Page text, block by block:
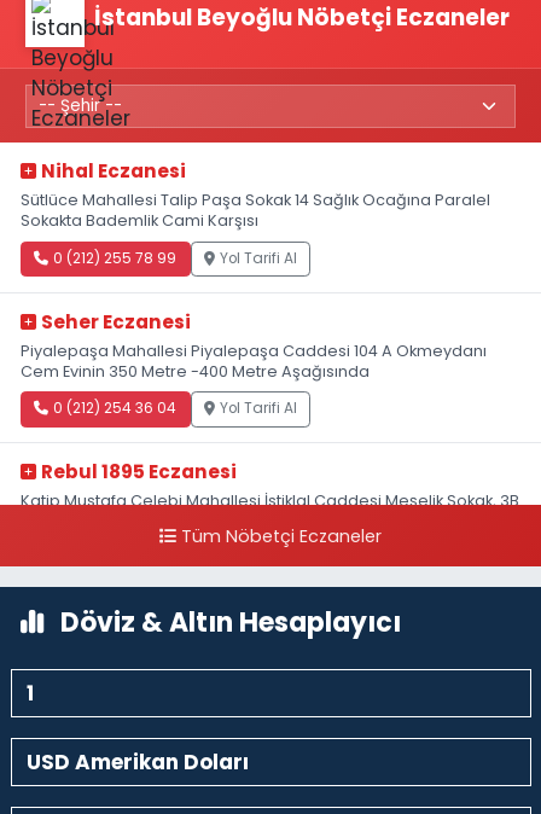
İstanbul Beyoğlu Nöbetçi Eczaneler
Nihal Eczanesi
Sütlüce Mahallesi Talip Paşa Sokak 14 Sağlık Ocağına Paralel
Sokakta Bademlik Cami Karşısı
0 (212) 255 78 99 Yol Tarifi Al
Seher Eczanesi
Piyalepaşa Mahallesi Piyalepaşa Caddesi 104 A Okmeydanı
Cem Evinin 350 Metre -400 Metre Aşağısında
0 (212) 254 36 04 Yol Tarifi Al
Rebul 1895 Eczanesi
Katip Mustafa Çelebi Mahallesi İstiklal Caddesi Meşelik Sokak, 3B
Tüm Nöbetçi Eczaneler
Döviz & Altın Hesaplayıcı